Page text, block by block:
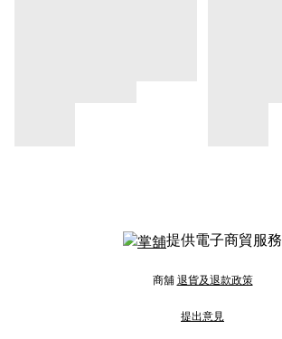
提供電子商貿服務
商舖 退貨及退款政策
提出意見